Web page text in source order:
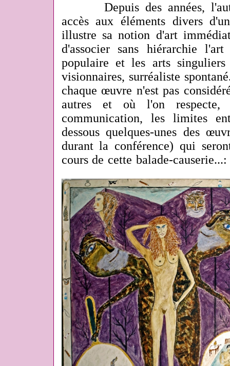
Depuis des années,
accès aux éléments divers
illustre sa notion d'art
d'associer sans hiérarchie
populaire et les arts singuliers
visionnaires, surréaliste
chaque œuvre n'est pas
autres et où l'on respecte,
communication, les limites
dessous quelques-unes des
durant la conférence) qui
cours de cette balade-causerie...: